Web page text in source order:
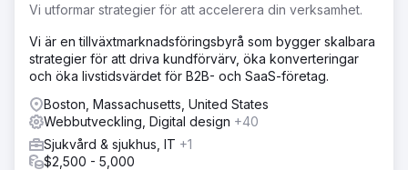
Vi utformar strategier för att accelerera din verksamhet.
Vi är en tillväxtmarknadsföringsbyrå som bygger skalbara
strategier för att driva kundförvärv, öka konverteringar
och öka livstidsvärdet för B2B- och SaaS-företag.
Boston, Massachusetts, United States
Webbutveckling, Digital design +40
Sjukvård & sjukhus, IT +1
$2,500 - 5,000